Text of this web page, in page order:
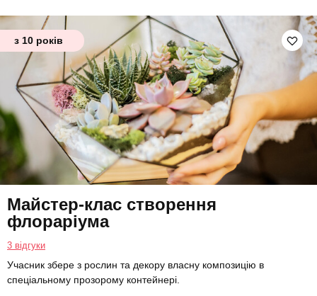
з 10 років
Майстер-клас створення
флораріума
3 відгуки
Учасник збере з рослин та декору власну композицію в
спеціальному прозорому контейнері.